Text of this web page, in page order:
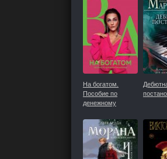
На богатом.
Пособие по
денежному